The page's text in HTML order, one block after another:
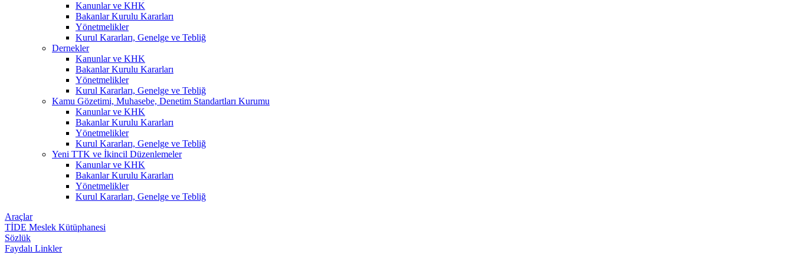
Kanunlar ve KHK
Bakanlar Kurulu Kararları
Yönetmelikler
Kurul Kararları, Genelge ve Tebliğ
Dernekler
Kanunlar ve KHK
Bakanlar Kurulu Kararları
Yönetmelikler
Kurul Kararları, Genelge ve Tebliğ
Kamu Gözetimi, Muhasebe, Denetim Standartları Kurumu
Kanunlar ve KHK
Bakanlar Kurulu Kararları
Yönetmelikler
Kurul Kararları, Genelge ve Tebliğ
Yeni TTK ve İkincil Düzenlemeler
Kanunlar ve KHK
Bakanlar Kurulu Kararları
Yönetmelikler
Kurul Kararları, Genelge ve Tebliğ
Araçlar
TİDE Meslek Kütüphanesi
Sözlük
Faydalı Linkler